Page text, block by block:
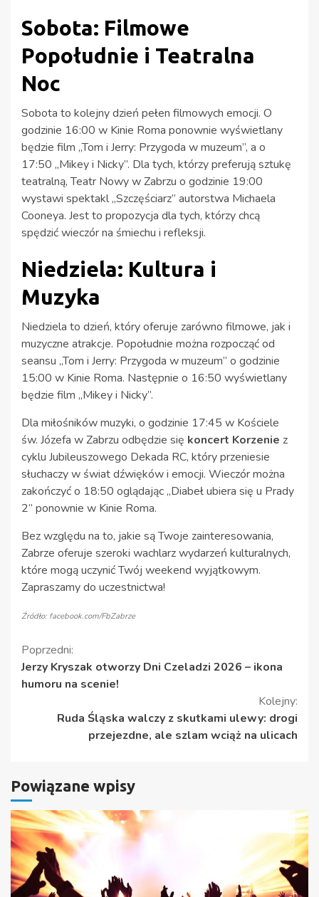
Sobota: Filmowe
Popołudnie i Teatralna
Noc
Sobota to kolejny dzień pełen filmowych emocji. O
godzinie 16:00 w Kinie Roma ponownie wyświetlany
będzie film „Tom i Jerry: Przygoda w muzeum”, a o
17:50 „Mikey i Nicky”. Dla tych, którzy preferują sztukę
teatralną, Teatr Nowy w Zabrzu o godzinie 19:00
wystawi spektakl „Szczęściarz” autorstwa Michaela
Cooneya. Jest to propozycja dla tych, którzy chcą
spędzić wieczór na śmiechu i refleksji.
Niedziela: Kultura i
Muzyka
Niedziela to dzień, który oferuje zarówno filmowe, jak i
muzyczne atrakcje. Popołudnie można rozpocząć od
seansu „Tom i Jerry: Przygoda w muzeum” o godzinie
15:00 w Kinie Roma. Następnie o 16:50 wyświetlany
będzie film „Mikey i Nicky”.
Dla miłośników muzyki, o godzinie 17:45 w Kościele
św. Józefa w Zabrzu odbędzie się koncert Korzenie z
cyklu Jubileuszowego Dekada RC, który przeniesie
słuchaczy w świat dźwięków i emocji. Wieczór można
zakończyć o 18:50 oglądając „Diabeł ubiera się u Prady
2” ponownie w Kinie Roma.
Bez względu na to, jakie są Twoje zainteresowania,
Zabrze oferuje szeroki wachlarz wydarzeń kulturalnych,
które mogą uczynić Twój weekend wyjątkowym.
Zapraszamy do uczestnictwa!
Źródło: facebook.com/FbZabrze
Kontynuuj
czytanie
Poprzedni:
Jerzy Kryszak otworzy Dni Czeladzi 2026 – ikona
humoru na scenie!
Kolejny:
Ruda Śląska walczy z skutkami ulewy: drogi
przejezdne, ale szlam wciąż na ulicach
Powiązane wpisy